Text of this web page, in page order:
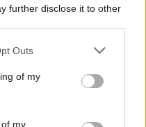
further disclose it to other
one or more Google
You may click to
its third-party tags to
in below Google
Outs
of my
my